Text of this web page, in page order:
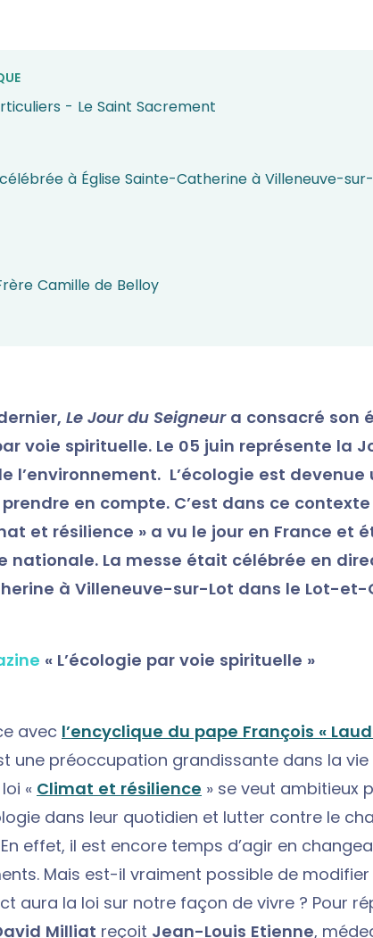
- Le Saint Sacrement
à Église Sainte-Catherine à Villeneuve-
Camille de Belloy
Le Jour du Seigneura consacré son
voie spirituelle. Le 05 juin représente la
l’environnement. L’écologie est devenue
en compte. C’est dans ce
et résilience » a vu le jour en France et
nationale. La messe était célébrée en
à Villeneuve-sur-Lot dans le Lot-et-
« L’écologie par voie spirituelle »
avec l’encyclique du pape François «
une préoccupation grandissante dans la vie
« Climat et résilience » se veut ambitieux
dans leur quotidien et lutter contre le
effet, il est encore temps d’agir en
Mais est-il vraiment possible de
aura la loi sur notre façon de vivre ? Pour
Milliat reçoit Jean-Louis Etienne,